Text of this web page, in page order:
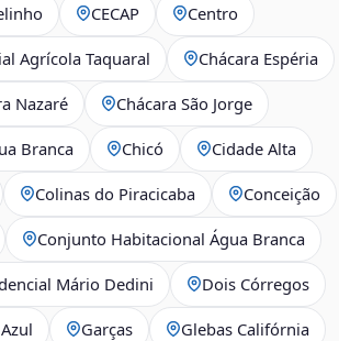
CECAP Centro
Agrícola Taquaral Chácara Espéria
Nazaré Chácara São Jorge
Branca Chicó Cidade Alta
Colinas do Piracicaba Conceição
Conjunto Habitacional Água Branca
Mário Dedini Dois Córregos
Garças Glebas Califórnia